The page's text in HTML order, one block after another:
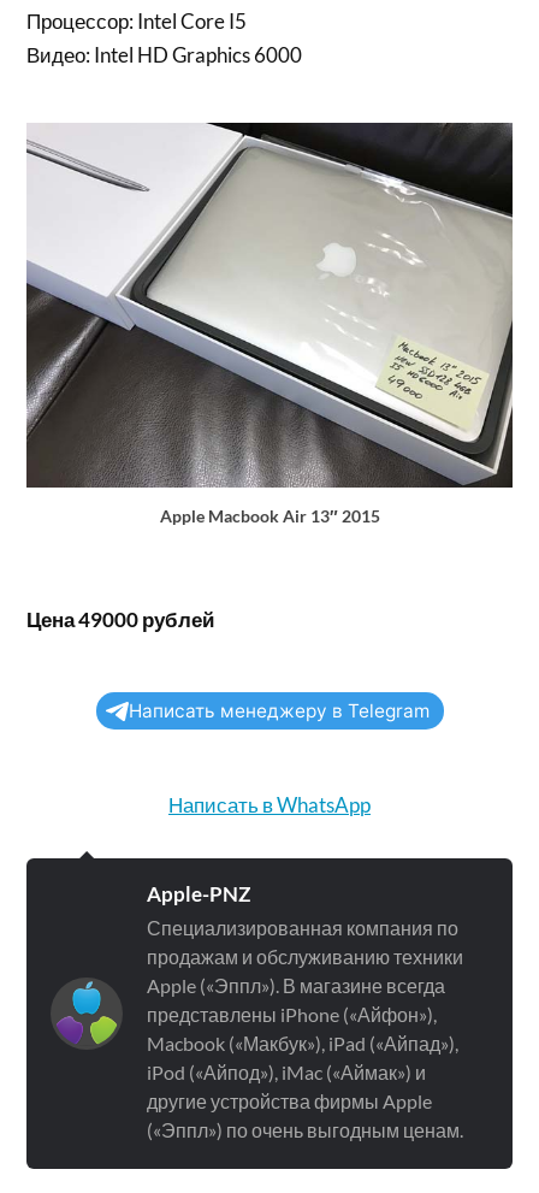
Процессор: Intel Core I5
Видео: Intel HD Graphics 6000
Apple Macbook Air 13″ 2015
Цена 49000 рублей
Написать менеджеру в Telegram
Написать в WhatsApp
Apple-PNZ
Специализированная компания по
продажам и обслуживанию техники
Apple («Эппл»). В магазине всегда
представлены iPhone («Айфон»),
Macbook («Макбук»), iPad («Айпад»),
iPod («Айпод»), iMac («Аймак») и
другие устройства фирмы Apple
(«Эппл») по очень выгодным ценам.